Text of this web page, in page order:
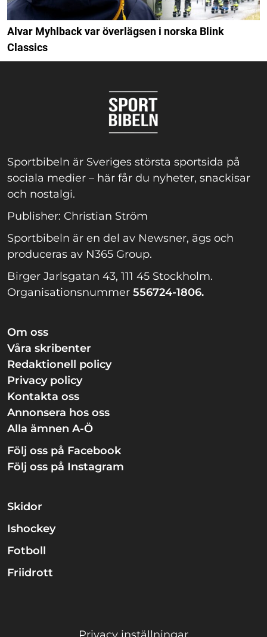
Alvar Myhlback var överlägsen i norska Blink
Classics
Sportbibeln är Sveriges största sportsida på
sociala medier – här får du nyheter, snackisar
och nostalgi.
Publisher: Christian Ström
Sportbibeln är en del av Newsner, ägs och
produceras av N365 Group.
Birger Jarlsgatan 43, 111 45 Stockholm.
Organisationsnummer 556724-1806.
Om oss
Våra skribenter
Redaktionell policy
Privacy policy
Kontakta oss
Annonsera hos oss
Alla ämnen A-Ö
Följ oss på Facebook
Följ oss på Instagram
Skidor
Ishockey
Fotboll
Friidrott